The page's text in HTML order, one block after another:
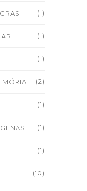
(1)
(1)
(1)
(2)
(1)
(1)
(1)
(10)